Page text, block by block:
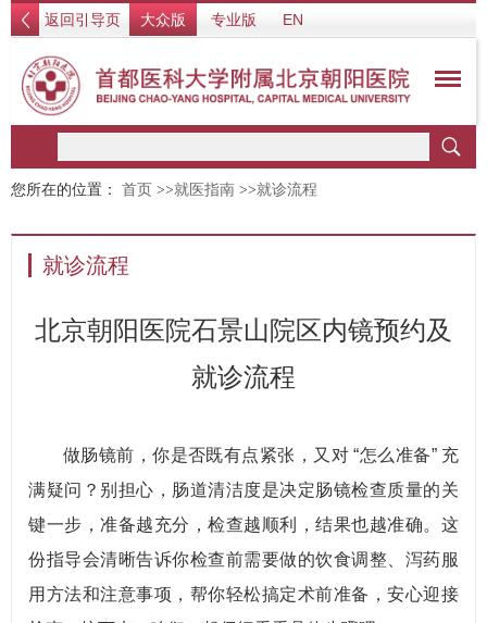
返回引导页 大众版 专业版 EN
您所在的位置： 首页 >>就医指南 >>就诊流程
就诊流程
北京朝阳医院石景山院区内镜预约及
就诊流程
做肠镜前，你是否既有点紧张，又对 “怎么准备” 充
满疑问？别担心，肠道清洁度是决定肠镜检查质量的关
键一步，准备越充分，检查越顺利，结果也越准确。这
份指导会清晰告诉你检查前需要做的饮食调整、泻药服
用方法和注意事项，帮你轻松搞定术前准备，安心迎接